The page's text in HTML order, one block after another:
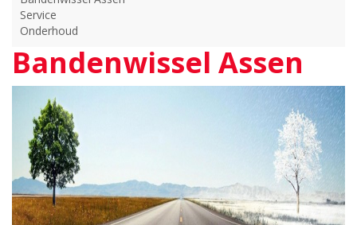
Service
Onderhoud
Bandenwissel Assen